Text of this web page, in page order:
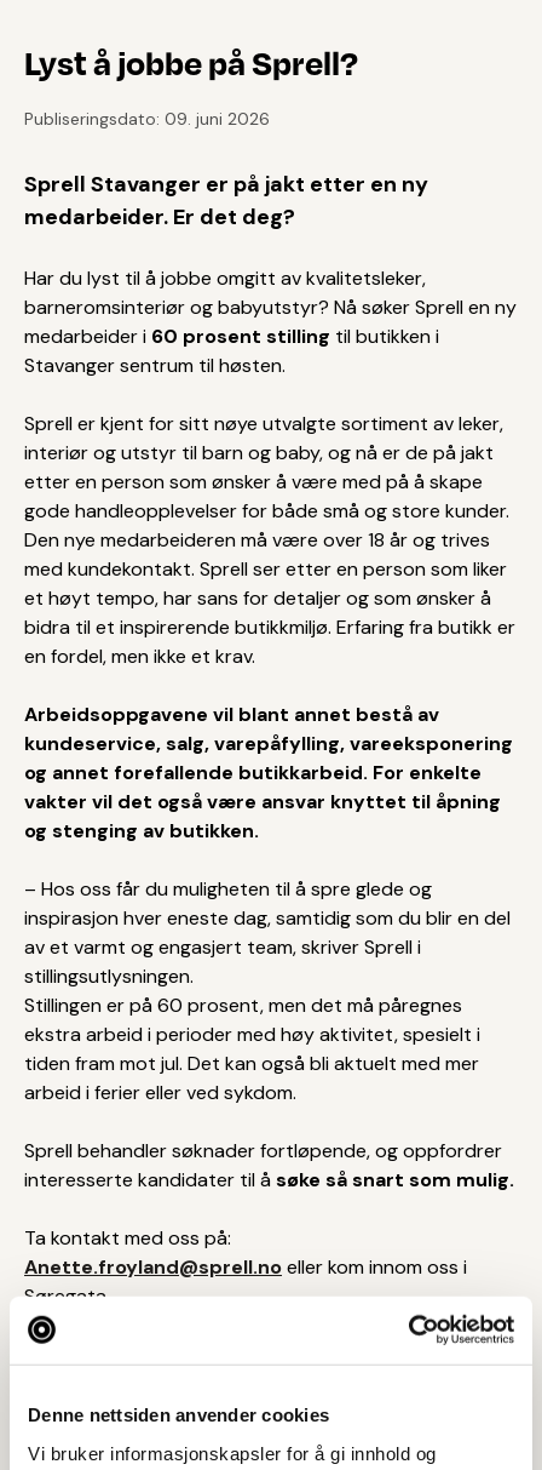
Denne nettsiden anvender cookies
Vi bruker informasjonskapsler for å gi innhold og
Lyst å jobbe på Sprell?
Publiseringsdato: 09. juni 2026
Sprell Stavanger er på jakt etter en ny
medarbeider. Er det deg?
Har du lyst til å jobbe omgitt av kvalitetsleker,
barneromsinteriør og babyutstyr? Nå søker Sprell en ny
medarbeider i 60 prosent stilling til butikken i
Stavanger sentrum til høsten.
Sprell er kjent for sitt nøye utvalgte sortiment av leker,
interiør og utstyr til barn og baby, og nå er de på jakt
etter en person som ønsker å være med på å skape
gode handleopplevelser for både små og store kunder.
Den nye medarbeideren må være over 18 år og trives
med kundekontakt. Sprell ser etter en person som liker
et høyt tempo, har sans for detaljer og som ønsker å
bidra til et inspirerende butikkmiljø. Erfaring fra butikk er
en fordel, men ikke et krav.
Arbeidsoppgavene vil blant annet bestå av
kundeservice, salg, varepåfylling, vareeksponering
og annet forefallende butikkarbeid. For enkelte
vakter vil det også være ansvar knyttet til åpning
og stenging av butikken.
– Hos oss får du muligheten til å spre glede og
inspirasjon hver eneste dag, samtidig som du blir en del
av et varmt og engasjert team, skriver Sprell i
stillingsutlysningen.
Stillingen er på 60 prosent, men det må påregnes
ekstra arbeid i perioder med høy aktivitet, spesielt i
tiden fram mot jul. Det kan også bli aktuelt med mer
arbeid i ferier eller ved sykdom.
Sprell behandler søknader fortløpende, og oppfordrer
interesserte kandidater til åsøke så snart som mulig.
Ta kontakt med oss på:
Anette.froyland@sprell.noeller kom innom oss i
Søregata.
Jobbe i byen?
Del på sosiale medier